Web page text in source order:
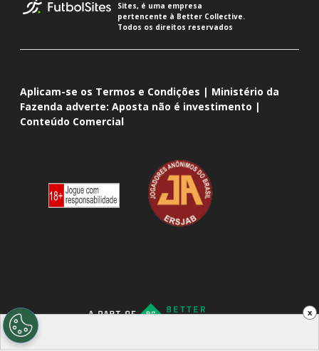
x
Sites, é uma empresa
pertencente à Better Collective.
Todos os direitos reservados
Aplicam-se os Termos e Condições | Ministério da
Fazenda adverte: Aposta não é investimento |
Conteúdo Comercial